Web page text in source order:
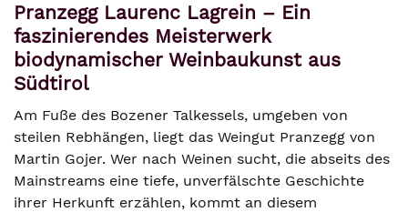
Pranzegg Laurenc Lagrein – Ein
faszinierendes Meisterwerk
biodynamischer Weinbaukunst aus
Südtirol
Am Fuße des Bozener Talkessels, umgeben von
steilen Rebhängen, liegt das Weingut Pranzegg von
Martin Gojer. Wer nach Weinen sucht, die abseits des
Mainstreams eine tiefe, unverfälschte Geschichte
ihrer Herkunft erzählen, kommt an diesem